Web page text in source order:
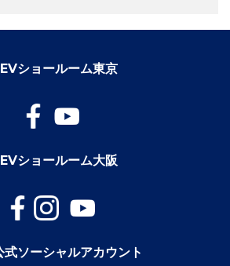
ショールーム東京
ショールーム大阪
式ソーシャルアカウント